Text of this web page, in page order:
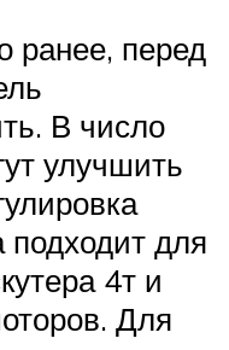
ранее, перед
В число
улучшить
подходит для
4т и
Для